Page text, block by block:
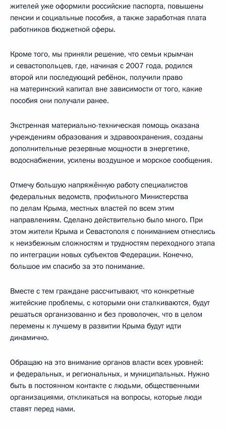
жителей уже оформили российские паспорта, повышены
пенсии и социальные пособия, а также заработная плата
работников бюджетной сферы.
Кроме того, мы приняли решение, что семьи крымчан
и севастопольцев, где, начиная с 2007 года, родился
второй или последующий ребёнок, получили право
на материнский капитал вне зависимости от того, какие
пособия они получали ранее.
Экстренная материально-техническая помощь оказана
учреждениям образования и здравоохранения, созданы
дополнительные резервные мощности в энергетике,
водоснабжении, усилены воздушное и морское сообщения.
Отмечу большую напряжённую работу специалистов
федеральных ведомств, профильного Министерства
по делам Крыма, местных властей по всем этим
направлениям. Сделано действительно было много. При
этом жители Крыма и Севастополя с пониманием отнеслись
к неизбежным сложностям и трудностям переходного этапа
по интеграции новых субъектов Федерации. Конечно,
большое им спасибо за это понимание.
Вместе с тем граждане рассчитывают, что конкретные
житейские проблемы, с которыми они сталкиваются, будут
решаться организованно и без проволочек, что в целом
перемены к лучшему в развитии Крыма будут идти
динамично.
Обращаю на это внимание органов власти всех уровней:
и федеральных, и региональных, и муниципальных. Нужно
быть в постоянном контакте с людьми, общественными
организациями, откликаться на вопросы, которые люди
ставят перед нами.